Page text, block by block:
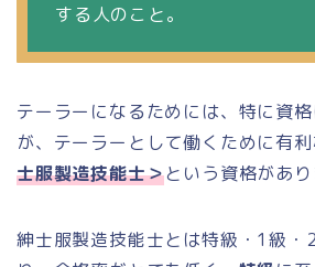
する人のこと。
テーラーになるためには、特に資
が、テーラーとして働くために有
士服製造技能士＞という資格があり
紳士服製造技能士とは特級・1級・